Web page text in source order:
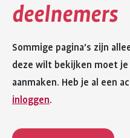
deelnemers
Sommige pagina's zijn
deze wilt bekijken moet
aanmaken. Heb je al een
inloggen.